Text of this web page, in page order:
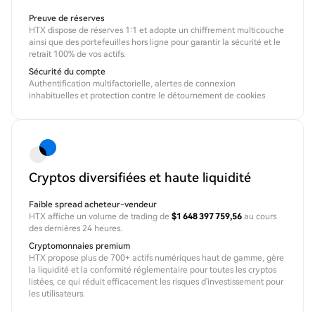
Preuve de réserves
HTX dispose de réserves 1:1 et adopte un chiffrement multicouche
ainsi que des portefeuilles hors ligne pour garantir la sécurité et le
retrait 100% de vos actifs.
Sécurité du compte
Authentification multifactorielle, alertes de connexion
inhabituelles et protection contre le détournement de cookies
Cryptos diversifiées et haute liquidité
Faible spread acheteur-vendeur
HTX affiche un volume de trading de $1 648 397 759,56 au cours
des dernières 24 heures.
Cryptomonnaies premium
HTX propose plus de 700+ actifs numériques haut de gamme, gère
la liquidité et la conformité réglementaire pour toutes les cryptos
listées, ce qui réduit efficacement les risques d'investissement pour
les utilisateurs.